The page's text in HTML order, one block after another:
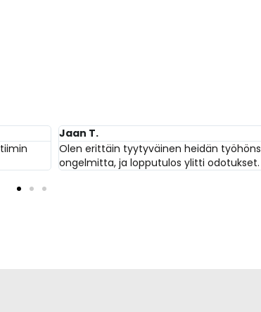
Jaan T.
Olen erittäin tyytyväinen heidän työhönsä.
ongelmitta, ja lopputulos ylitti odotukset.